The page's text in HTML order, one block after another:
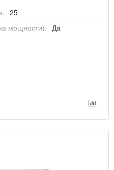
25
мощности):
Да